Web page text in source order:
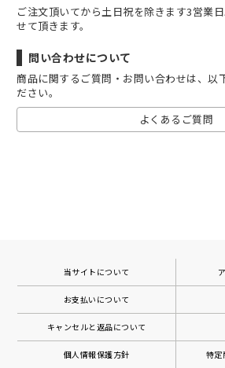
ご注文頂いてから土日祝を除きます3営業
せて頂きます。
問い合わせについて
商品に関するご質問・お問い合わせは、以
ださい。
よくあるご質問
当サイトについて
お支払いについて
キャンセルと返品について
個人情報保護方針 特定